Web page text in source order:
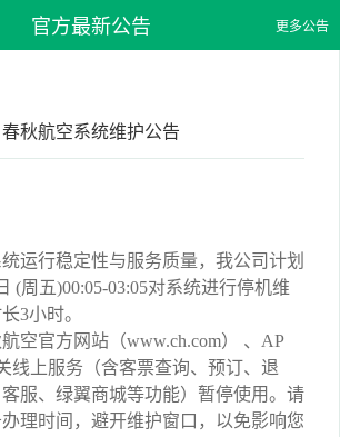
官方最新公告 更多公告
春秋航空系统维护公告
运行稳定性与服务质量，我公司计划
(周五)00:05-03:05对系统进行停机维
3小时。
空官方网站（www.ch.com） 、AP
线上服务（含客票查询、预订、退
服、绿翼商城等功能）暂停使用。请
理时间，避开维护窗口，以免影响您